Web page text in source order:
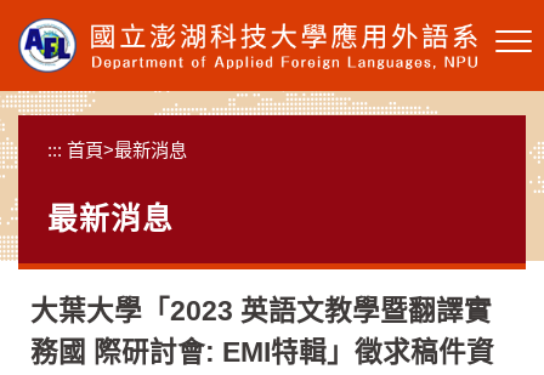
要
內
容
塊
::: 首頁>最新消息
最新消息
大葉大學「2023 英語文教學暨翻譯實
務國 際研討會: EMI特輯」徵求稿件資